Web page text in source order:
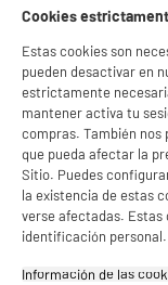
Cookies
Estas cookies son
pueden desactivar en
estrictamente
mantener activa tu
compras. También
que pueda afectar la
Sitio. Puedes
la existencia de estas
verse afectadas. Estas
identificación personal.
Información de las